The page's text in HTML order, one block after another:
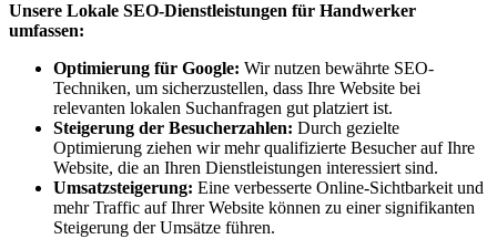
Unsere Lokale SEO-Dienstleistungen für Handwerker
umfassen:
Optimierung für Google: Wir nutzen bewährte SEO-
Techniken, um sicherzustellen, dass Ihre Website bei
relevanten lokalen Suchanfragen gut platziert ist.
Steigerung der Besucherzahlen: Durch gezielte
Optimierung ziehen wir mehr qualifizierte Besucher auf Ihre
Website, die an Ihren Dienstleistungen interessiert sind.
Umsatzsteigerung: Eine verbesserte Online-Sichtbarkeit und
mehr Traffic auf Ihrer Website können zu einer signifikanten
Steigerung der Umsätze führen.